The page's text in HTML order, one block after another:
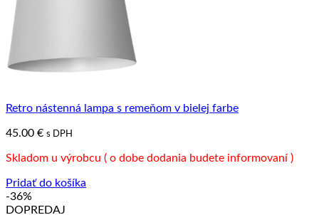
Retro nástenná lampa s remeňom v bielej farbe
45.00 € s DPH
Skladom u výrobcu ( o dobe dodania budete informovaní )
Pridať do košíka
-36%
DOPREDAJ